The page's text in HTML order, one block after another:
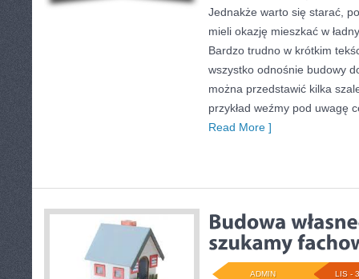
Jednakże warto się starać,
mieli okazję mieszkać w
Bardzo trudno w krótkim
wszystko odnośnie budowy
można przedstawić kilka
przykład weźmy pod uwagę
Read More ]
LIS -
ADMIN